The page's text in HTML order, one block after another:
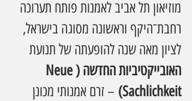
מוזיאון תל אביב לאמנות פותח תערוכה
רחבת־היקף וראשונה מסוגה בישראל,
לציון מאה שנה להופעתה של תנועת
האובייקטיביות החדשה (Neue
Sachlichkeit) – זרם אמנותי מכונן